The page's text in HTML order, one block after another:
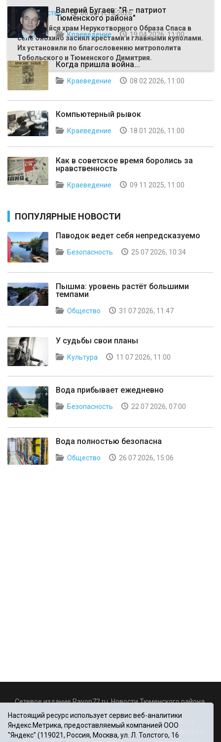
Общество
06 августа 2026
Строящийся храм Нерукотворного Образа Спаса в
селе Онохино засиял крестами и главными куполами.
Их установили по благословению митрополита
Тобольского и Тюменского Димитрия.
Валерий Бугаев: "Я – патриот
Тюменского района"
Краеведение 19 04 2026, 11:00
Когда пришла война...
Краеведение 08 02 2026, 11:00
Компьютерный рывок
Краеведение 18 01 2026, 11:00
Как в советское время боролись за
нравственность
Краеведение 09 11 2025, 11:00
ПОПУЛЯРНЫЕ НОВОСТИ
Паводок ведет себя непредсказуемо
Безопасность 25 07 2026, 10:34
Пышма: уровень растёт большими
темпами
Общество 31 07 2026, 11:47
У судьбы свои планы
Культура 11 07 2026, 11:00
Вода прибывает ежедневно
Безопасность 22 07 2026, 07:00
Вода полностью безопасна
Общество 26 07 2026, 15:06
Сетевое издание Rayon72.ru. Новости Тюменского района.
Rayon72@yandex.ru
Регистрационный номер СМИ Эл № ФС77-67956 от
06.12.2016г., выдано Федеральной службой по надзору в
Настоящий ресурс использует сервис веб-аналитики
Яндекс.Метрика, предоставляемый компанией ООО
"Яндекс" (119021, Россия, Москва, ул. Л. Толстого, 16